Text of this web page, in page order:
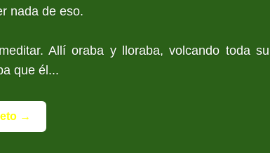
nada de eso.
Allí oraba y lloraba, volcando toda su
que él...
→